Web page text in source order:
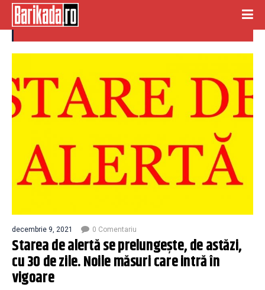
masuri in vigoare
decembrie 9, 2021 0 Comentariu
Starea de alertă se prelungeşte, de astăzi,
cu 30 de zile. Noile măsuri care intră în
vigoare